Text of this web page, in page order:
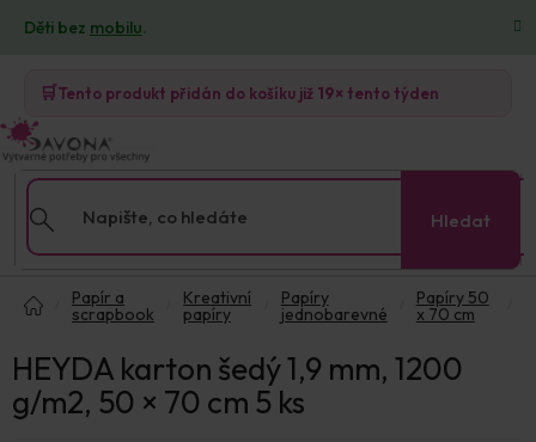
obsah
Děti bez mobilu.
🛒Tento produkt přidán do košíku již 19× tento týden
Hledat
Papír a
scrapbook
Kreativní
papíry
Papíry
jednobarevné
Papíry 50
x 70 cm
HEYDA karton šedý 1,9 mm, 1200
g/m2, 50 × 70 cm 5 ks